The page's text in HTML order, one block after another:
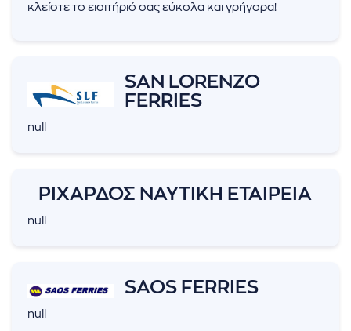
κλείστε το εισιτήριό σας εύκολα και γρήγορα!
SAN LORENZO
FERRIES
null
ΡΙΧΑΡΔΟΣ ΝΑΥΤΙΚΗ ΕΤΑΙΡΕΙΑ
null
SAOS FERRIES
null